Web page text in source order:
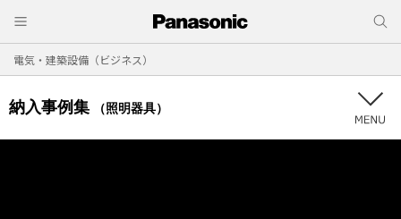
電気・建築設備（ビジネス）
納入事例集 （照明器具）